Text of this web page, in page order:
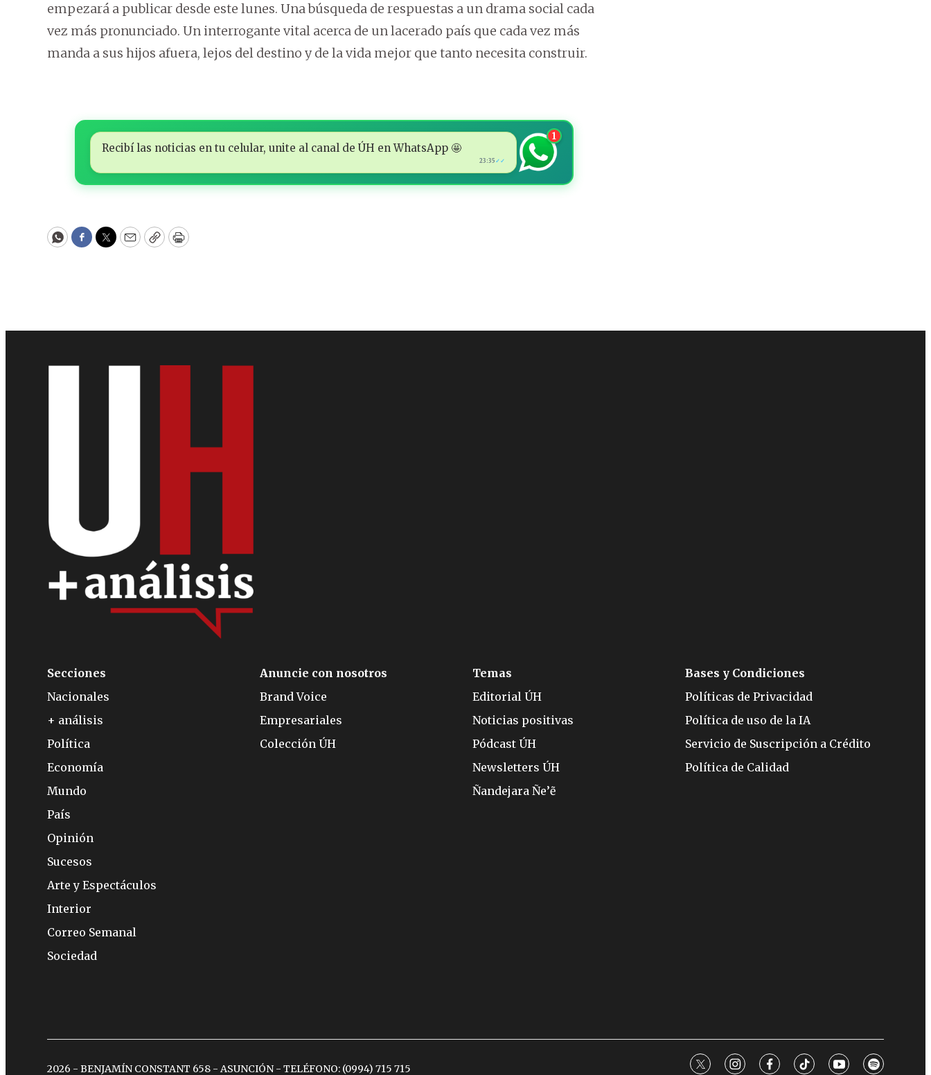
empezará a publicar desde este lunes. Una búsqueda de respuestas a un drama social cada
vez más pronunciado. Un interrogante vital acerca de un lacerado país que cada vez más
manda a sus hijos afuera, lejos del destino y de la vida mejor que tanto necesita construir.
Recibí las noticias en tu celular, unite al canal de ÚH en WhatsApp 🤩
23:35 ✓✓
1
WhatsApp
Facebook
Twitter
EmailCopyPrint
Secciones
Nacionales
+ análisis
Política
Economía
Mundo
País
Opinión
Sucesos
Arte y Espectáculos
Interior
Correo Semanal
Sociedad
Anuncie con nosotros
Brand Voice
Empresariales
Colección ÚH
Temas
Editorial ÚH
Noticias positivas
Pódcast ÚH
Newsletters ÚH
Ñandejara Ñe’ẽ
Bases y Condiciones
Políticas de Privacidad
Política de uso de la IA
Servicio de Suscripción a Crédito
Política de Calidad
2026 - BENJAMÍN CONSTANT 658 - ASUNCIÓN - TELÉFONO: (0994) 715 715 twitterinstagram
facebooktiktokyoutubespotify